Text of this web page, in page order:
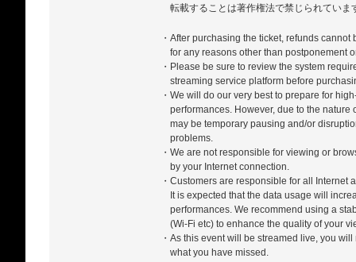
転載することは著作権法で禁じられていま
・After purchasing the ticket, refunds cannot
for any reasons other than postponement
・Please be sure to review the system
streaming service platform before
・We will do our very best to prepare for
performances. However, due to the nature
may be temporary pausing and/or
problems.
・We are not responsible for viewing or
by your Internet connection.
・Customers are responsible for all Internet
It is expected that the data usage will
performances. We recommend using a
(Wi-Fi etc) to enhance the quality of your
・As this event will be streamed live, you
what you have missed.